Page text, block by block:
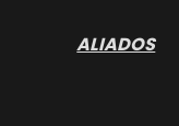
ALIADOS